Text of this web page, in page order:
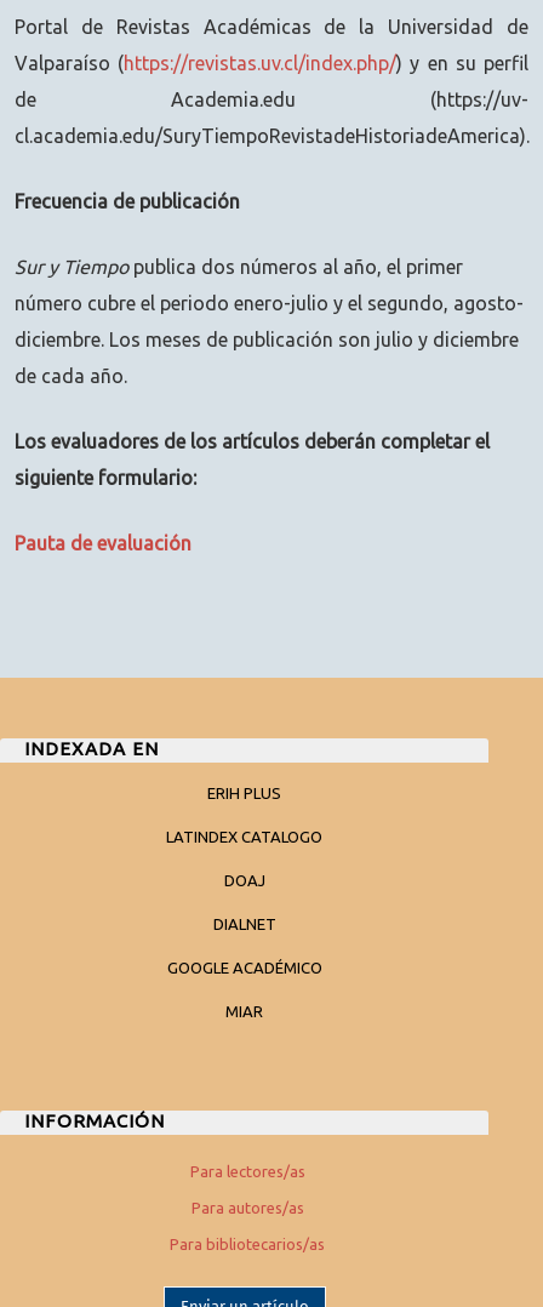
Portal de Revistas Académicas de la Universidad de
Valparaíso (https://revistas.uv.cl/index.php/) y en su perfil
de Academia.edu (https://uv-
cl.academia.edu/SuryTiempoRevistadeHistoriadeAmerica).
Frecuencia de publicación
Sur y Tiempopublica dos números al año, el primer
número cubre el periodo enero-julio y el segundo, agosto-
diciembre. Los meses de publicación son julio y diciembre
de cada año.
Los evaluadores de los artículos deberán completar el
siguiente formulario:
Pauta de evaluación
INDEXADA EN
ERIH PLUS
LATINDEX CATALOGO
DOAJ
DIALNET
GOOGLE ACADÉMICO
MIAR
INFORMACIÓN
Para lectores/as
Para autores/as
Para bibliotecarios/as